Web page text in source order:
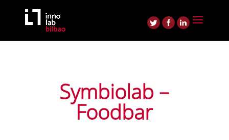
Symbiolab –
Foodbar